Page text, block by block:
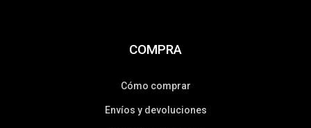
COMPRA
Cómo comprar
Envíos y devoluciones